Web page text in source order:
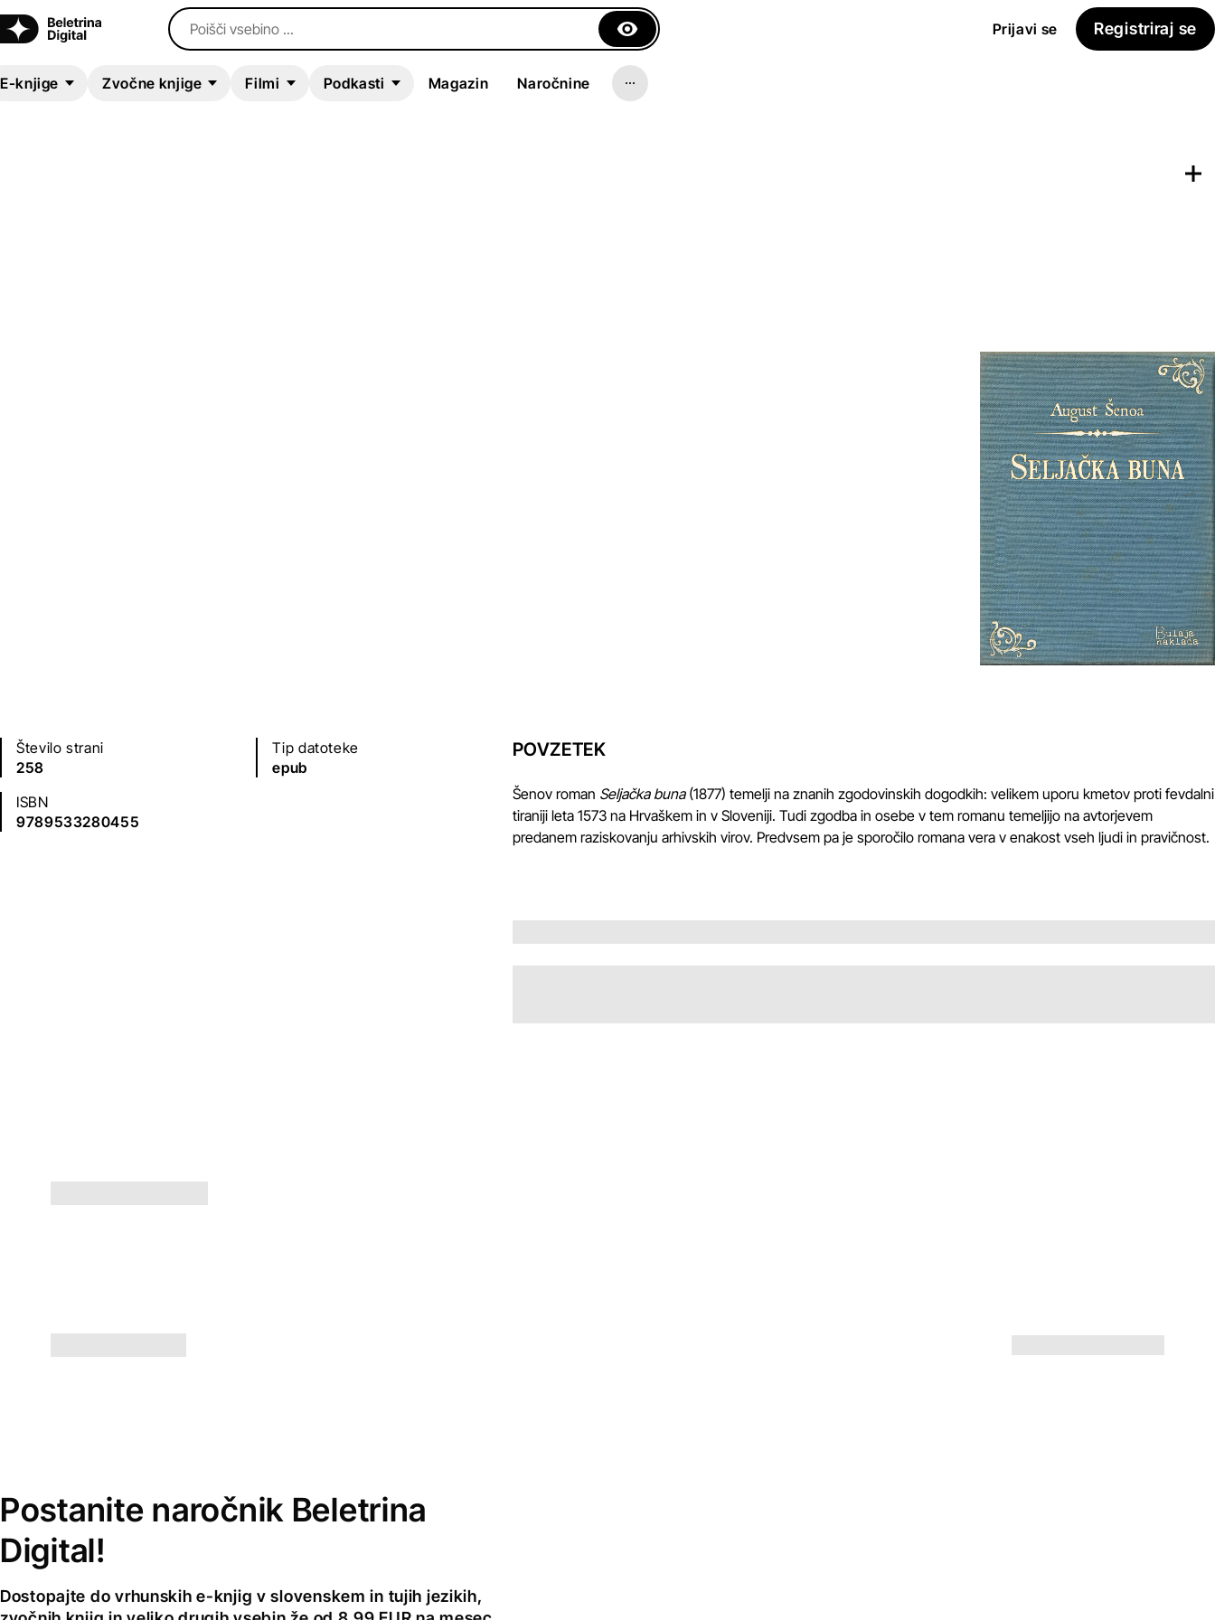
Poišči vsebino ... Prijavi se Registriraj se
E-knjige Zvočne knjige Filmi Podkasti Magazin Naročnine
Število strani
258
Tip datoteke
epub
ISBN
9789533280455
POVZETEK
Šenov roman Seljačka buna(1877) temelji na znanih zgodovinskih dogodkih: velikem uporu kmetov proti fevdalni
tiraniji leta 1573 na Hrvaškem in v Sloveniji. Tudi zgodba in osebe v tem romanu temeljijo na avtorjevem
predanem raziskovanju arhivskih virov. Predvsem pa je sporočilo romana vera v enakost vseh ljudi in pravičnost.
Postanite naročnik Beletrina
Digital!
Dostopajte do vrhunskih e-knjig v slovenskem in tujih jezikih,